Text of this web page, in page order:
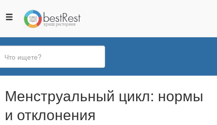
Вы
здесь
Менструальный цикл: нормы
и отклонения